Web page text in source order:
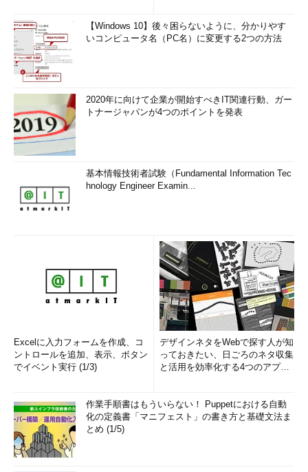
【Windows 10】後々困らないように、分かりやす
いコンピュータ名（PC名）に変更する2つの方法
2020年に向けて企業が開始すべきIT関連行動、ガー
トナージャパンが4つのポイントを発表
基本情報技術者試験（Fundamental Information Tec
hnology Engineer Examin...
Excelに入力フォームを作成、コ
ントロールを追加、表示、ボタン
でイベント実行 (1/3)
デザインネタをWebで探す人が知
っておきたい、日ごろのネタ収集
と活用を効率化する4つのアプリ
作業手順書はもういらない！ Puppetにおける自動
化の定義書「マニフェスト」の書き方と基礎文法ま
とめ (1/5)